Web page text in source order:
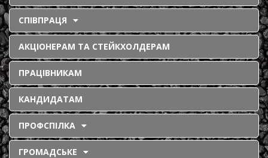
СПІВПРАЦЯ
АКЦІОНЕРАМ ТА СТЕЙКХОЛДЕРАМ
ПРАЦІВНИКАМ
КАНДИДАТАМ
ПРОФСПІЛКА
ГРОМАДСЬКЕ